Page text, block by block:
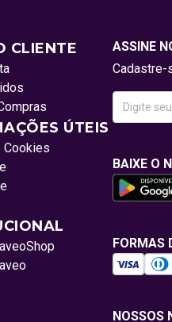
CLIENTE
ÚTEIS
Cookies
ASSINE
Cadastre-
BAIXE O
FORMAS
NOSSOS